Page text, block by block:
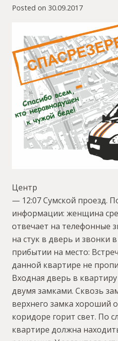
Posted on 30.09.2017
Центр
— 12:07 Сумской проезд.
информации: женщина
отвечает на телефонные
на стук в дверь и звонки
прибытии на место:
данной квартире не
Входная дверь в
двумя замками. Сквозь
верхнего замка хороший
коридоре горит свет. По
квартире должна